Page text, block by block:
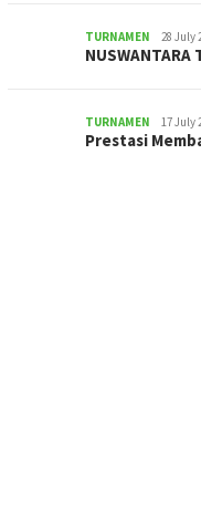
TURNAMEN 28 July
NUSWANTARA
TURNAMEN 17 July
Prestasi